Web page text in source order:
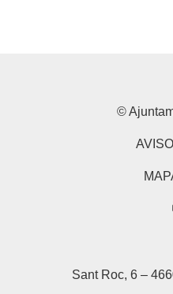
©
Sant Roc, 6 –